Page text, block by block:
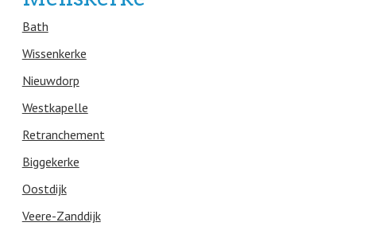
Bath
Wissenkerke
Nieuwdorp
Westkapelle
Retranchement
Biggekerke
Oostdijk
Veere-Zanddijk